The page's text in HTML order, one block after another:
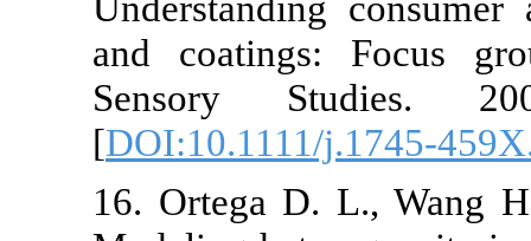
and
Sensory
[
16. Ortega